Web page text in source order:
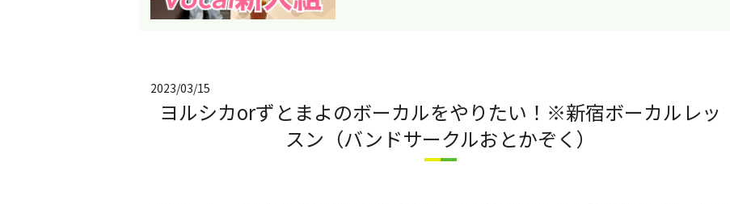
2023/03/15
ヨルシカorずとまよのボーカルをやりたい！※新宿ボーカルレッ
スン（バンドサークルおとかぞく）